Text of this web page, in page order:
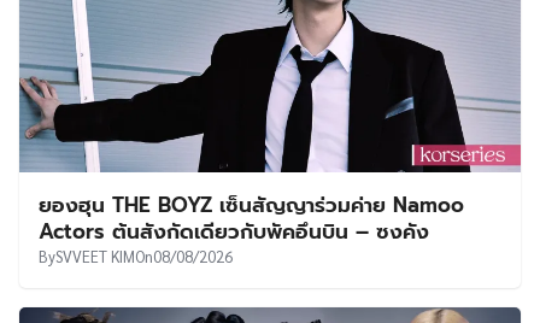
ยองฮุน THE BOYZ เซ็นสัญญาร่วมค่าย Namoo
Actors ต้นสังกัดเดียวกับพัคอึนบิน – ซงคัง
BySVVEET KIMOn08/08/2026